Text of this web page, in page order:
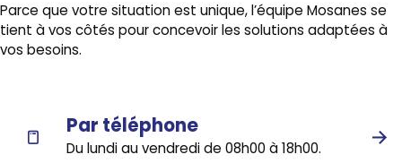
Parce que votre situation est unique, l’équipe Mosanes se
tient à vos côtés pour concevoir les solutions adaptées à
vos besoins.
Par téléphone
Du lundi au vendredi de 08h00 à 18h00.